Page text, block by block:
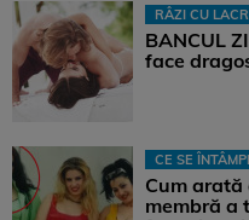
RÂZI CU
BANCUL
face
CE SE
Cum arată
membră a